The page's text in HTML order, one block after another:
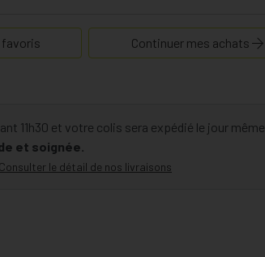
favoris Continuer mes achats
11h30 et votre colis sera expédié le jour même.
et soignée.
Consulter le détail de nos livraisons